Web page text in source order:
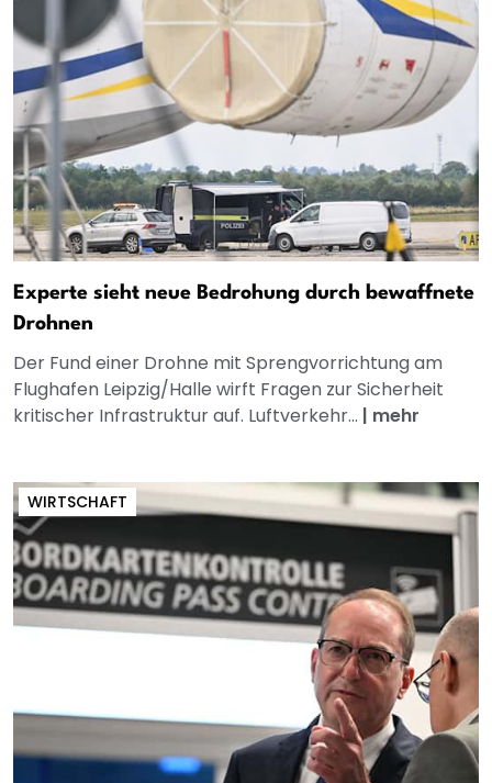
Experte sieht neue Bedrohung durch bewaffnete
Drohnen
Der Fund einer Drohne mit Sprengvorrichtung am
Flughafen Leipzig/Halle wirft Fragen zur Sicherheit
kritischer Infrastruktur auf. Luftverkehr... | mehr
WIRTSCHAFT